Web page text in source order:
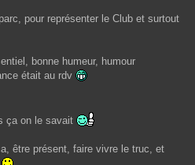
pour représenter le Club et surtout
bonne humeur, humour
était au rdv
ça on le savait
être présent, faire vivre le truc, et